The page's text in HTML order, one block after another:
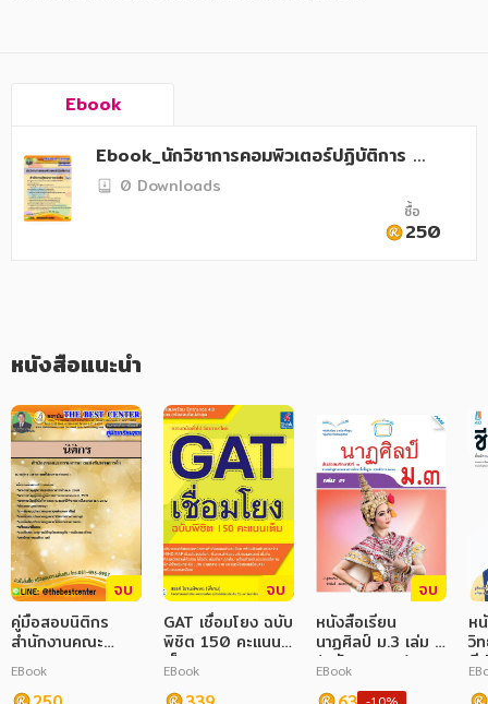
ครอบครัว
วรรณกรรม
การเกษตร ชีววิทยา
หนังสือเด็ก
การพัฒนาตนเอง
ความรู้ทั่วไป
การ์ตูนความรู้ การ์ตูน
การ์ตูนมังงะ (Manga)
Ebook
Ebook_นักวิชาการคอมพิวเตอร์ปฏิบัติการ สำ
นักงานผู้ตรวจการแผ่นดิน
0 Downloads
ซื้อ
250
หนังสือแนะนำ
จบ
คู่มือสอบนิติกร
สำนักงานคณะ
กรรมการการ
แข่งขันทางการค้า
EBook
จบ
GAT เชื่อมโยง ฉบับ
พิชิต 150 คะแนน
เต็ม
EBook
จบ
หนังสือเรียน
นาฏศิลป์ ม.3 เล่ม 3
(หลักสูตร 51)
EBook
ห
วิ
ชี
(